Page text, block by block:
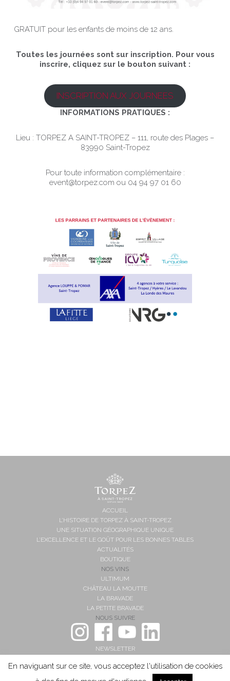
GRATUIT pour les enfants de moins de 12 ans.
Toutes les journées sont sur inscription. Pour vous
inscrire, cliquez sur le bouton suivant :
INSCRIPTION AUX JOURNEES
INFORMATIONS PRATIQUES :
Lieu : TORPEZ A SAINT-TROPEZ – 111, route des Plages –
83990 Saint-Tropez
Pour toute information complémentaire :
event@torpez.com ou 04 94 97 01 60
ACCUEIL
L’HISTOIRE DE TORPEZ À SAINT-TROPEZ
UNE SITUATION GÉOGRAPHIQUE UNIQUE
L’EXCELLENCE ET LE GOÛT POUR LES BONNES TABLES
ACTUALITÉS
BOUTIQUE
NOS VINS
ULTIMUM
CHÂTEAU LA MOUTTE
LA BRAVADE
LA PETITE BRAVADE
NOUS SUIVRE
NEWSLETTER
En naviguant sur ce site, vous acceptez l'utilisation de cookies